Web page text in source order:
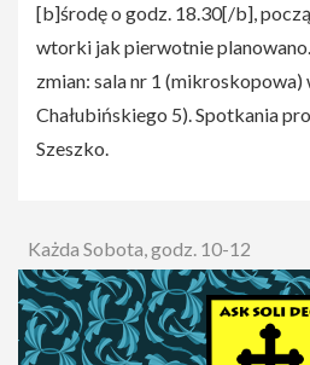
[b]środę o godz. 18.30[/b],
wtorki jak pierwotnie
zmian: sala nr 1 (mikroskopowa)
Chałubińskiego 5). Spotkania
Szeszko.
Każda Sobota, godz. 10-12